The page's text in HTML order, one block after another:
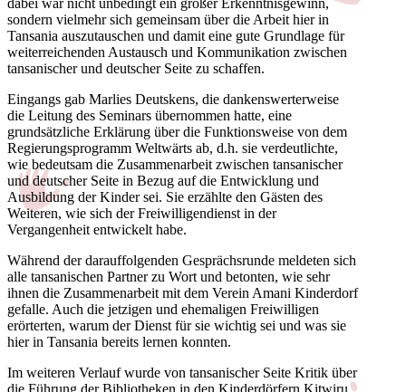
sondern vielmehr sich gemeinsam über die Arbeit hier in
Tansania auszutauschen und damit eine gute Grundlage für
weiterreichenden Austausch und Kommunikation zwischen
tansanischer und deutscher Seite zu schaffen.
Eingangs gab Marlies Deutskens, die dankenswerterweise
die Leitung des Seminars übernommen hatte, eine
grundsätzliche Erklärung über die Funktionsweise von dem
Regierungsprogramm Weltwärts ab, d.h. sie verdeutlichte,
wie bedeutsam die Zusammenarbeit zwischen tansanischer
und deutscher Seite in Bezug auf die Entwicklung und
Ausbildung der Kinder sei. Sie erzählte den Gästen des
Weiteren, wie sich der Freiwilligendienst in der
Vergangenheit entwickelt habe.
Während der darauffolgenden Gesprächsrunde meldeten sich
alle tansanischen Partner zu Wort und betonten, wie sehr
ihnen die Zusammenarbeit mit dem Verein Amani Kinderdorf
gefalle. Auch die jetzigen und ehemaligen Freiwilligen
erörterten, warum der Dienst für sie wichtig sei und was sie
hier in Tansania bereits lernen konnten.
Im weiteren Verlauf wurde von tansanischer Seite Kritik über
die Führung der Bibliotheken in den Kinderdörfern Kitwiru